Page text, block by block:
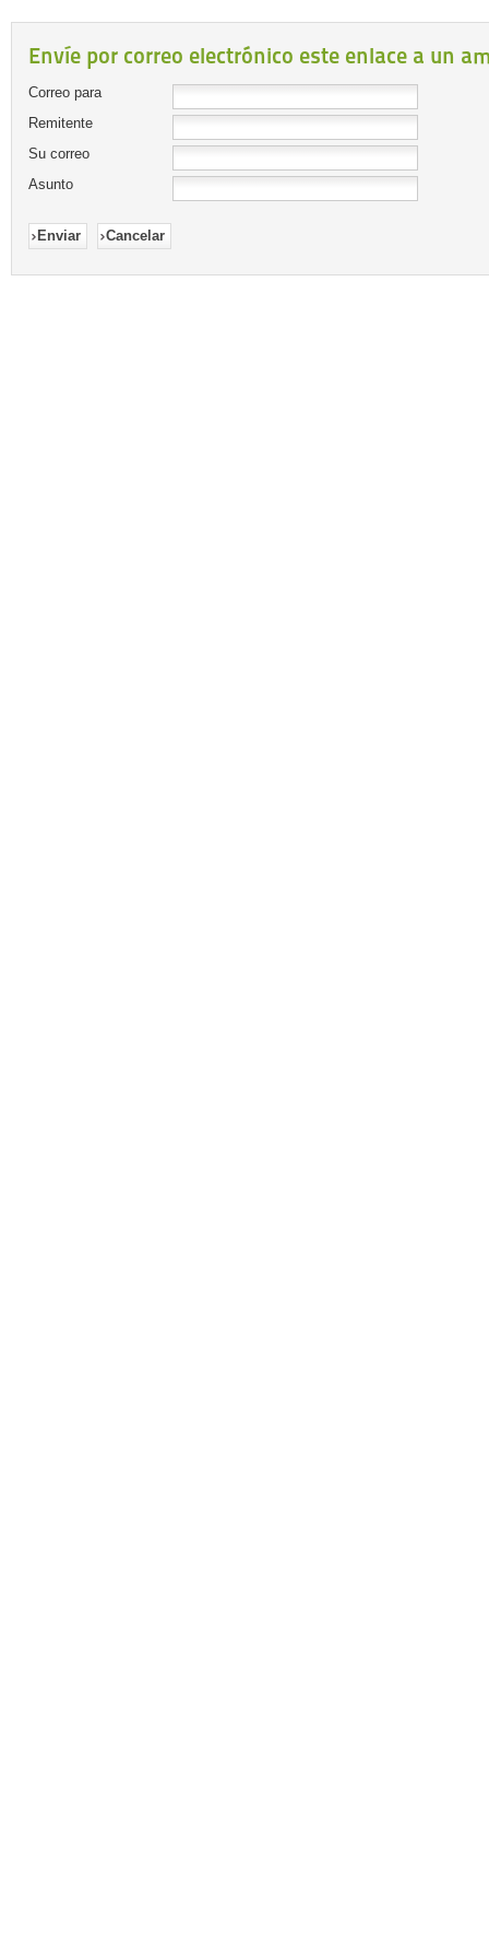
Envíe por correo electrónico este enlace a un
Correo para
Remitente
Su correo
Asunto
Enviar Cancelar